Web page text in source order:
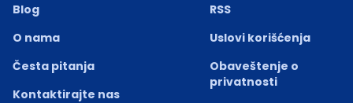
Blog
O nama
Česta pitanja
Kontaktirajte nas
RSS
Uslovi korišćenja
Obaveštenje o
privatnosti